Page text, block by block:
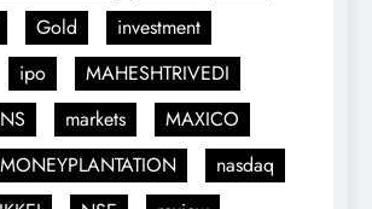
Gold
investment
ipo
MAHESHTRIVEDI
markets
MAXICO
MONEYPLANTATION
nasdaq